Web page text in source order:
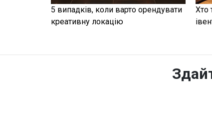
5 випадків, коли варто орендувати
креативну локацію
Хто